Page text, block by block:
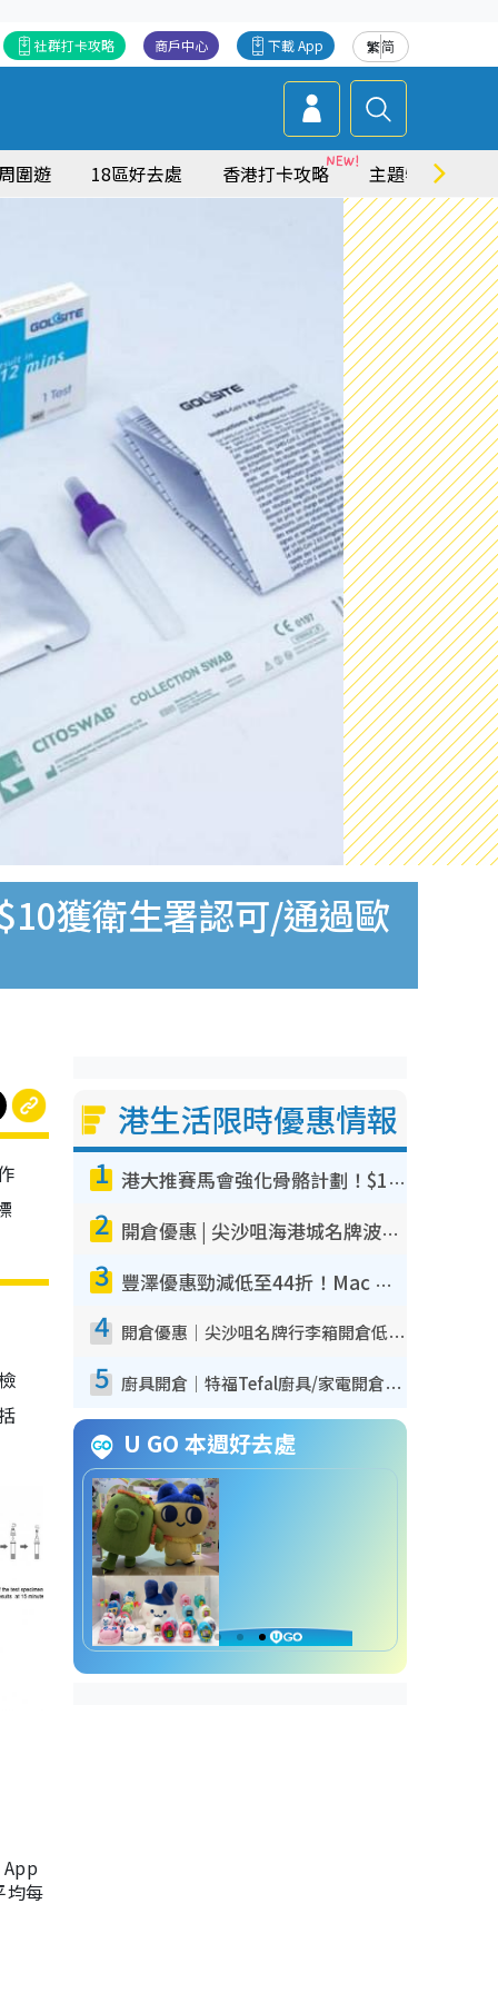
繁简
下載 App
商戶中心
社群打卡攻略
圍遊 18區好去處 香港打卡攻略 主題特集
獲衛生署認可/通過歐
均每
港生活限時優惠情報
1 港大推賽馬會強化骨骼計劃！$100骨質密度X光檢查 完成免費運動訓練送超市禮券！附參加資格
2 開倉優惠 | 尖沙咀海港城名牌波鞋開倉低至1折！On鞋$899起／Joy&Peace鞋履$98起
3 豐澤優惠勁減低至44折！Mac mini/iPhone17Pro大減價！廚房家電$220起
4 開倉優惠｜尖沙咀名牌行李箱開倉低至4折！一連5日 American Tourister/ace./Hallmark $200起！
5 廚具開倉｜特福Tefal廚具/家電開倉低至3折！$220起買平底鍋/炒鑊/湯煲！電飯煲/吸塵機/燙斗$418起
U GO 本週好去處